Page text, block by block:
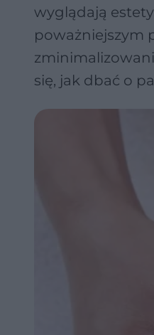
wyglądają
poważniejszym
się, jak dbać o